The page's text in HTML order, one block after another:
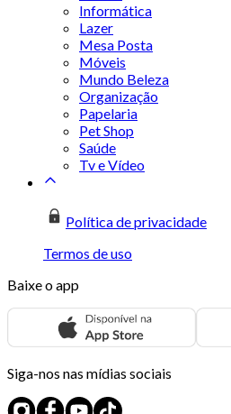
Informática
Lazer
Mesa Posta
Móveis
Mundo Beleza
Organização
Papelaria
Pet Shop
Saúde
Tv e Vídeo
Política de privacidade
Termos de uso
Baixe o app
Siga-nos nas mídias sociais